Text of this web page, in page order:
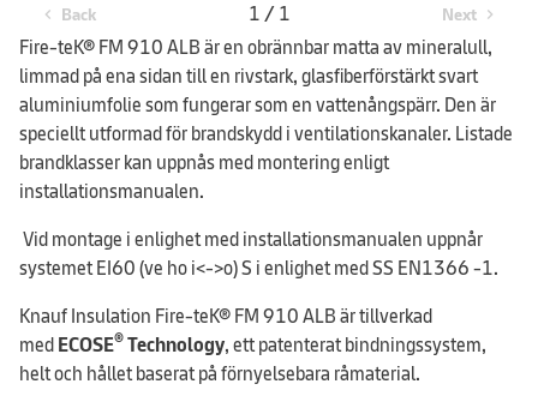
chevron_left Back 1 / 1 Next chevron_right
Fire-teK® FM 910 ALB är en obrännbar matta av mineralull,
limmad på ena sidan till en rivstark, glasfiberförstärkt svart
aluminiumfolie som fungerar som en vattenångspärr. Den är
speciellt utformad för brandskydd i ventilationskanaler. Listade
brandklasser kan uppnås med montering enligt
installationsmanualen.
Vid montage i enlighet med installationsmanualen uppnår
systemet EI60 (ve ho i<->o) S i enlighet med SS EN1366 -1.
Knauf Insulation Fire-teK® FM 910 ALB är tillverkad
medECOSE®Technology, ett patenterat bindningssystem,
helt och hållet baserat på förnyelsebara råmaterial.